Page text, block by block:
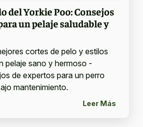
del Yorkie Poo: Consejos
un pelaje saludable y
cortes de pelo y estilos
pelaje sano y hermoso -
de expertos para un perro
mantenimiento.
Leer Más